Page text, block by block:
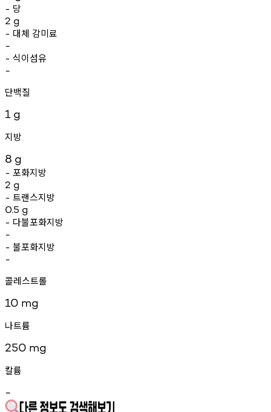
- 당
2 g
- 대체 감미료
-
- 식이섬유
-
단백질
1 g
지방
8 g
- 포화지방
2 g
- 트랜스지방
0.5 g
- 다불포화지방
-
- 불포화지방
-
콜레스트롤
10 mg
나트륨
250 mg
칼륨
-